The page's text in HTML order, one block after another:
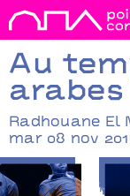
Au
Radhouane El
mar 08 nov